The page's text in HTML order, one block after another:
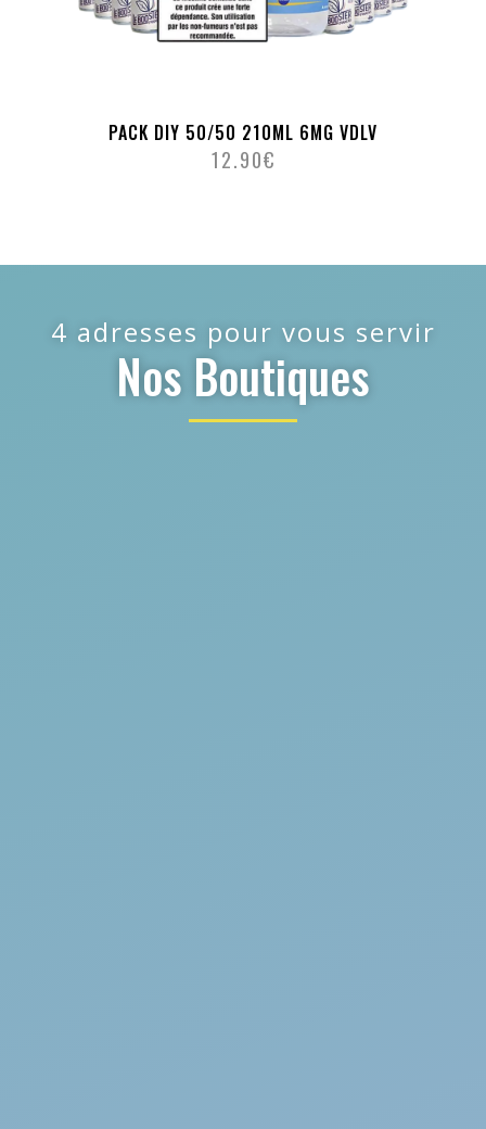
PACK DIY 50/50 210ML 6MG VDLV
12.90€
4 adresses pour vous servir
Nos Boutiques